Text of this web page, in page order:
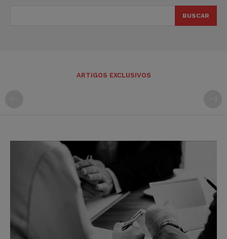
BUSCAR
ARTIGOS EXCLUSIVOS